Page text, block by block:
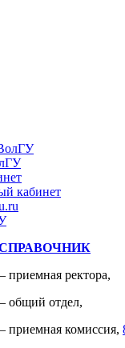
кабинет
приемная ректора,
общий отдел,
приемная комиссия,